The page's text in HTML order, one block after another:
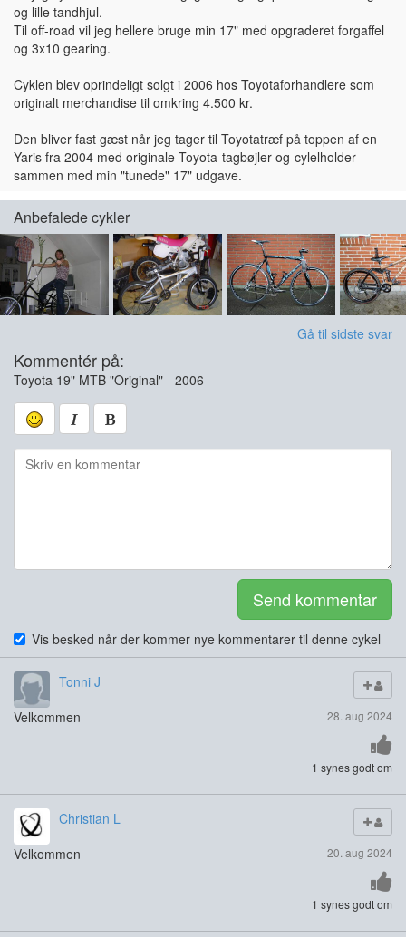
og lille tandhjul.
Til off-road vil jeg hellere bruge min 17" med opgraderet forgaffel
og 3x10 gearing.
Cyklen blev oprindeligt solgt i 2006 hos Toyotaforhandlere som
originalt merchandise til omkring 4.500 kr.
Den bliver fast gæst når jeg tager til Toyotatræf på toppen af en
Yaris fra 2004 med originale Toyota-tagbøjler og-cylelholder
sammen med min "tunede" 17" udgave.
Anbefalede cykler
Gå til sidste svar
Kommentér på:
Toyota 19" MTB "Original" - 2006
Send kommentar
Vis besked når der kommer nye kommentarer til denne cykel
Tonni J
28. aug 2024
Velkommen
1 synes godt om
Christian L
20. aug 2024
Velkommen
1 synes godt om